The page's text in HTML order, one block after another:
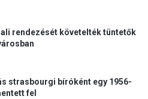
rendezését követelték tüntetők
strasbourgi bíróként egy 1956-
fel